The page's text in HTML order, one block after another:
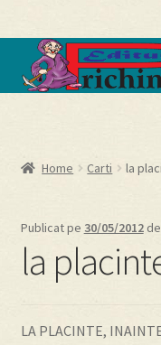
Sari
la
navigare
Sari
la
conținut
Cart
Checkout
Home Carti la
Publicat pe 30/05/2012 de
la
LA PLACINTE,